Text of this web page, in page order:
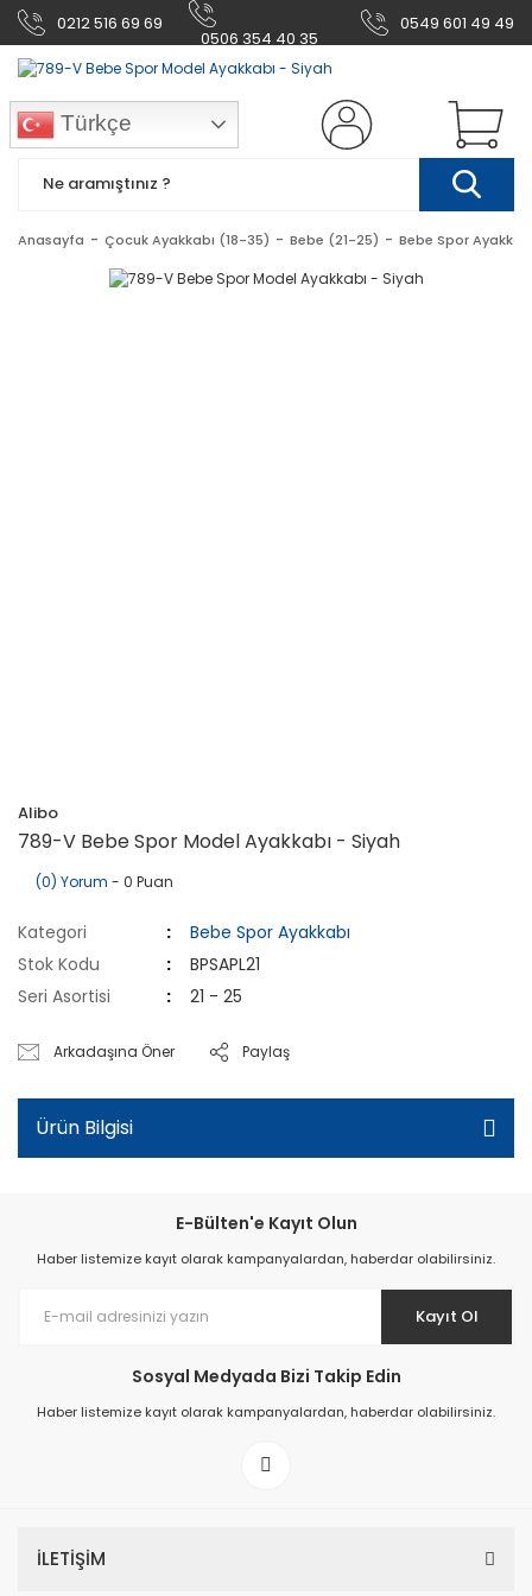
0212 516 69 69
0506 354 40 35
0549 601 49 49
Türkçe
Anasayfa Çocuk Ayakkabı (18-35) Bebe (21-25) Bebe Spor
Alibo
789-V Bebe Spor Model Ayakkabı - Siyah
(0) Yorum - 0 Puan
Kategori
Bebe Spor Ayakkabı
Stok Kodu
BPSAPL21
Seri Asortisi
21 - 25
Arkadaşına Öner Paylaş
Ürün Bilgisi
E-Bülten'e Kayıt Olun
Haber listemize kayıt olarak kampanyalardan, haberdar olabilirsiniz.
Kayıt Ol
Sosyal Medyada Bizi Takip Edin
Haber listemize kayıt olarak kampanyalardan, haberdar olabilirsiniz.
İLETİŞİM